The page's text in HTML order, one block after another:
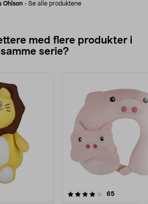
Ohlson- Se alle produktene
med flere produkter i
samme serie?
65
4.0av 5 stjerner